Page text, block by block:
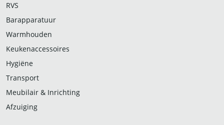
RVS
Barapparatuur
Warmhouden
Keukenaccessoires
Hygiëne
Transport
Meubilair & Inrichting
Afzuiging